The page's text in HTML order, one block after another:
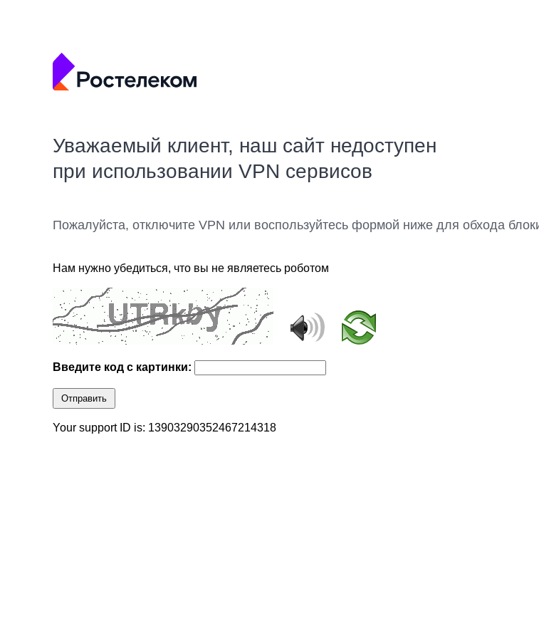
Уважаемый клиент, наш сайт недоступен
при использовании VPN сервисов
Пожалуйста, отключите VPN или воспользуйтесь формой ниже для обхода
Нам нужно убедиться, что вы не являетесь роботом
Введите код с картинки:
Отправить
Your support ID is: 13903290352467214318